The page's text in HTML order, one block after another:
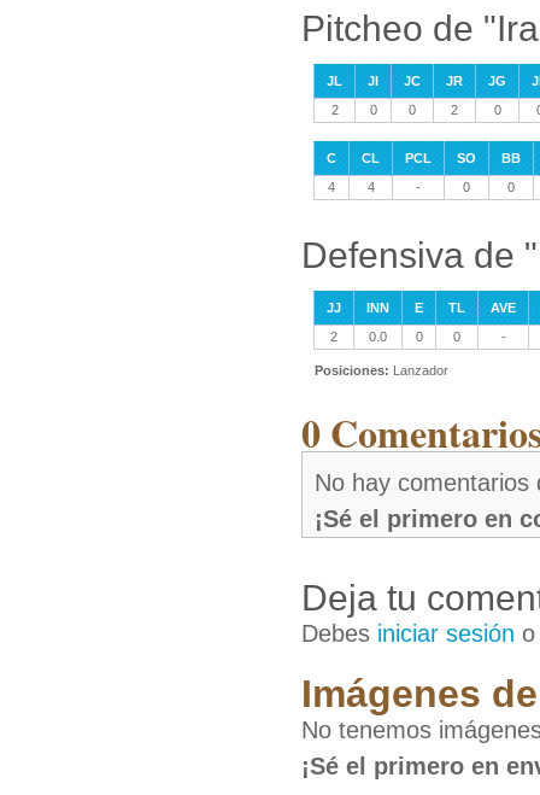
Pitcheo de
JL JI JC JR JG
2
0 0 2 0
C CL PCL SO
BB
4
4 - 0 0
Defensiva de
JJ INN E TL
AVE
2
0.0 0 0 -
Posiciones: Lanzador
0
No hay
¡Sé el primero en
Deja tu
Debes iniciar sesión
Imágenes
No tenemos
¡Sé el primero en